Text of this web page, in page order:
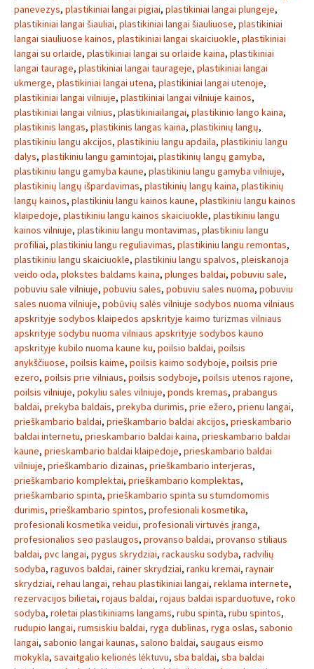
panevezys, plastikiniai langai pigiai, plastikiniai langai plungeje,
plastikiniai langai šiauliai, plastikiniai langai šiauliuose, plastikiniai
langai siauliuose kainos, plastikiniai langai skaiciuokle, plastikiniai
langai su orlaide, plastikiniai langai su orlaide kaina, plastikiniai
langai taurage, plastikiniai langai taurageje, plastikiniai langai
ukmerge, plastikiniai langai utena, plastikiniai langai utenoje,
plastikiniai langai vilniuje, plastikiniai langai vilniuje kainos,
plastikiniai langai vilnius, plastikiniailangai, plastikinio lango kaina,
plastikinis langas, plastikinis langas kaina, plastikinių langų,
plastikiniu langu akcijos, plastikiniu langu apdaila, plastikiniu langu
dalys, plastikiniu langu gamintojai, plastikinių langų gamyba,
plastikiniu langu gamyba kaune, plastikiniu langu gamyba vilniuje,
plastikinių langų išpardavimas, plastikinių langų kaina, plastikinių
langų kainos, plastikiniu langu kainos kaune, plastikiniu langu kainos
klaipedoje, plastikiniu langu kainos skaiciuokle, plastikiniu langu
kainos vilniuje, plastikiniu langu montavimas, plastikiniu langu
profiliai, plastikiniu langu reguliavimas, plastikiniu langu remontas,
plastikiniu langu skaiciuokle, plastikiniu langu spalvos, pleiskanoja
veido oda, plokstes baldams kaina, plunges baldai, pobuviu sale,
pobuviu sale vilniuje, pobuviu sales, pobuviu sales nuoma, pobuviu
sales nuoma vilniuje, pobūvių salės vilniuje sodybos nuoma vilniaus
apskrityje sodybos klaipedos apskrityje kaimo turizmas vilniaus
apskrityje sodybu nuoma vilniaus apskrityje sodybos kauno
apskrityje kubilo nuoma kaune ku, poilsio baldai, poilsis
anykščiuose, poilsis kaime, poilsis kaimo sodyboje, poilsis prie
ezero, poilsis prie vilniaus, poilsis sodyboje, poilsis utenos rajone,
poilsis vilniuje, pokyliu sales vilniuje, ponds kremas, prabangus
baldai, prekyba baldais, prekyba durimis, prie ežero, prienu langai,
prieškambario baldai, prieškambario baldai akcijos, prieskambario
baldai internetu, prieskambario baldai kaina, prieskambario baldai
kaune, prieskambario baldai klaipedoje, prieskambario baldai
vilniuje, prieškambario dizainas, prieškambario interjeras,
prieškambario komplektai, prieškambario komplektas,
prieškambario spinta, prieškambario spinta su stumdomomis
durimis, prieškambario spintos, profesionali kosmetika,
profesionali kosmetika veidui, profesionali virtuvės įranga,
profesionalios seo paslaugos, provanso baldai, provanso stiliaus
baldai, pvc langai, pygus skrydziai, rackausku sodyba, radvilių
sodyba, raguvos baldai, rainer skrydziai, ranku kremai, raynair
skrydziai, rehau langai, rehau plastikiniai langai, reklama internete,
rezervacijos bilietai, rojaus baldai, rojaus baldai isparduotuve, roko
sodyba, roletai plastikiniams langams, rubu spinta, rubu spintos,
rudupio langai, rumsiskiu baldai, ryga dublinas, ryga oslas, sabonio
langai, sabonio langai kaunas, salono baldai, saugaus eismo
mokykla, savaitgalio kelionės lėktuvu, sba baldai, sba baldai